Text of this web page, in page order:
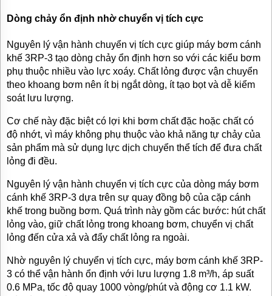
Dòng chảy ổn định nhờ chuyển vị tích cực
Nguyên lý vận hành chuyển vị tích cực giúp máy bơm cánh
khế 3RP-3 tạo dòng chảy ổn định hơn so với các kiểu bơm
phụ thuộc nhiều vào lực xoáy. Chất lỏng được vận chuyển
theo khoang bơm nên ít bị ngắt dòng, ít tạo bọt và dễ kiểm
soát lưu lượng.
Cơ chế này đặc biệt có lợi khi bơm chất đặc hoặc chất có
độ nhớt, vì máy không phụ thuộc vào khả năng tự chảy của
sản phẩm mà sử dụng lực dịch chuyển thể tích để đưa chất
lỏng đi đều.
Nguyên lý vận hành chuyển vị tích cực của dòng máy bơm
cánh khế 3RP-3 dựa trên sự quay đồng bộ của cặp cánh
khế trong buồng bơm. Quá trình này gồm các bước: hút chất
lỏng vào, giữ chất lỏng trong khoang bơm, chuyển vị chất
lỏng đến cửa xả và đẩy chất lỏng ra ngoài.
Nhờ nguyên lý chuyển vị tích cực, máy bơm cánh khế 3RP-
3 có thể vận hành ổn định với lưu lượng 1.8 m³/h, áp suất
0.6 MPa, tốc độ quay 1000 vòng/phút và động cơ 1.1 kW.